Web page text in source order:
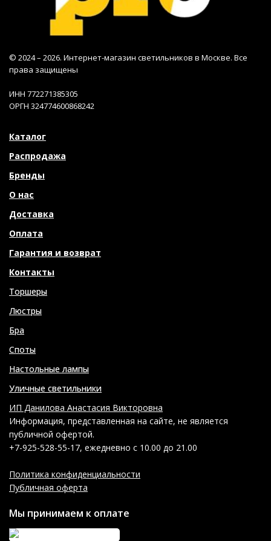
© 2024 – 2026. Интернет-магазин светильников в Москве. Все
права защищены
ИНН 772271385305
ОРГН 324774600868242
Каталог
Распродажа
Бренды
О нас
Доставка
Оплата
Гарантия и возврат
Контакты
Торшеры
Люстры
Бра
Споты
Настольные лампы
Уличные светильники
ИП Данилова Анастасия Викторовна
Информация, представленная на сайте, не является
публичной офертой.
+7-925-528-55-17, ежедневно с 10.00 до 21.00
Политика конфиденциальности
Публичная оферта
Мы принимаем к оплате